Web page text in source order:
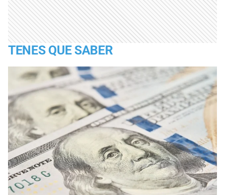
TENES QUE SABER